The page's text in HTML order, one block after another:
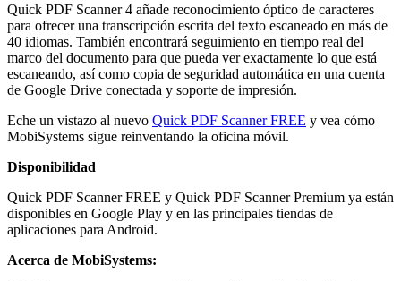
Quick PDF Scanner 4 añade reconocimiento óptico de caracteres
para ofrecer una transcripción escrita del texto escaneado en más de
40 idiomas. También encontrará seguimiento en tiempo real del
marco del documento para que pueda ver exactamente lo que está
escaneando, así como copia de seguridad automática en una cuenta
de Google Drive conectada y soporte de impresión.
Eche un vistazo al nuevo Quick PDF Scanner FREE y vea cómo
MobiSystems sigue reinventando la oficina móvil.
Disponibilidad
Quick PDF Scanner FREE y Quick PDF Scanner Premium ya están
disponibles en Google Play y en las principales tiendas de
aplicaciones para Android.
Acerca de MobiSystems: